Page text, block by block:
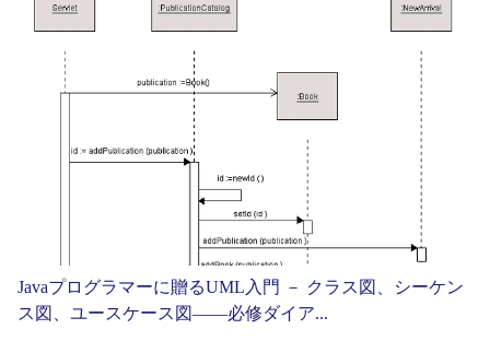
Javaプログラマーに贈るUML入門 － クラス図、シーケン
ス図、ユースケース図——必修ダイア...